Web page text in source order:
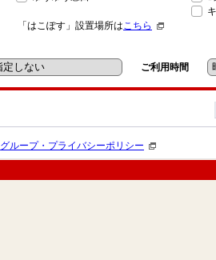
「はこぽす」設置場所はこちら
ご利用時間
グループ・プライバシーポリシー